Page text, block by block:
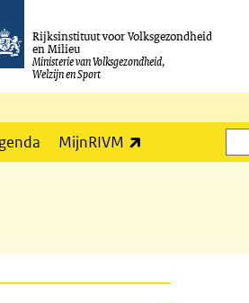
Rijksinstituut voor Volksgezondheid
en Milieu
Ministerie van Volksgezondheid,
Welzijn en Sport
MijnRIVM
Zoeken